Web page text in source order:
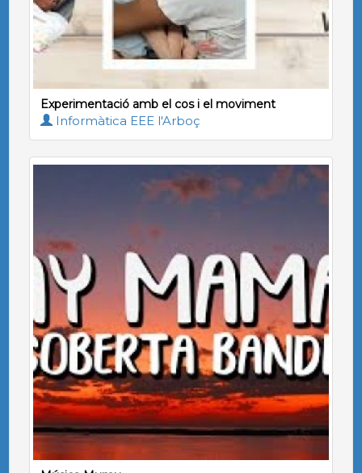
Experimentació amb el cos i el moviment
Informàtica EEE l'Arboç